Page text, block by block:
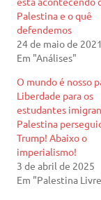
Palestina e o quê
defendemos
24 de maio de 2021
Em "Análises"
O mundo é nosso
Liberdade para os
estudantes
Palestina
Trump! Abaixo o
imperialismo!
3 de abril de 2025
Em "Palestina